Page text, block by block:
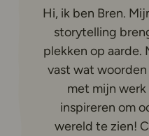
Hi, ik ben Bren.
storytelling
plekken op aarde.
vast wat
met mijn
inspireren om
wereld te zien!